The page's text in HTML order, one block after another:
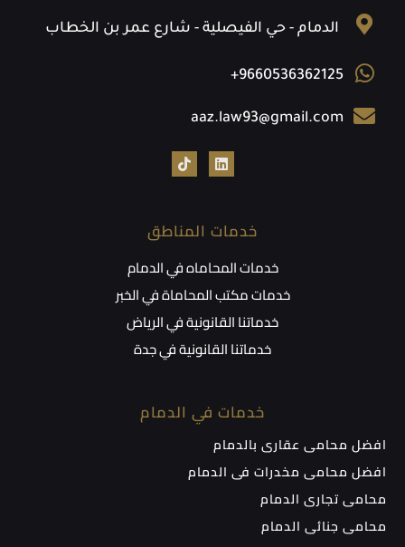
الدمام - حي الفيصلية - شارع عمر بن الخطاب
+9660536362125
aaz.law93@gmail.com
خدمات المناطق
خدمات المحاماه في الدمام
خدمات مكتب المحاماة في الخبر
خدماتنا القانونية في الرياض
خدماتنا القانونية في جدة
خدمات في الدمام
افضل محامي عقاري بالدمام
افضل محامي مخدرات في الدمام
محامي تجاري الدمام
محامي جنائي الدمام